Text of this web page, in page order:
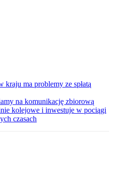
ma problemy ze spłatą
na komunikację zbiorową
kolejowe i inwestuje w pociągi
czasach